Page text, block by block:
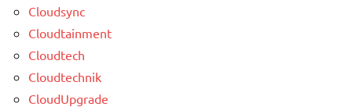
Cloudsync
Cloudtainment
Cloudtech
Cloudtechnik
CloudUpgrade